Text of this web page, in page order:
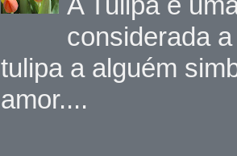
considerada
tulipa a alguém
amor....